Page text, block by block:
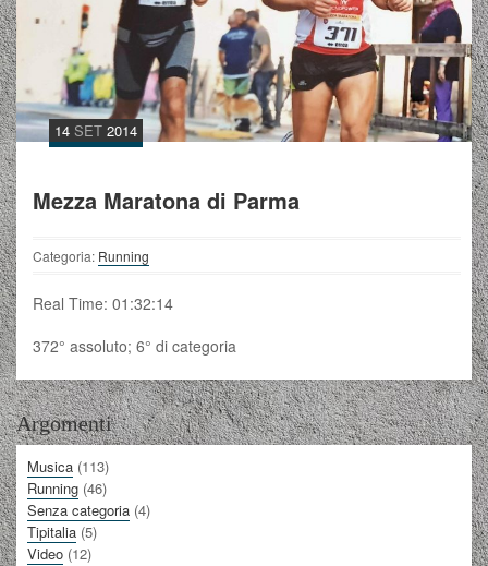
14 SET 2014
Mezza Maratona di Parma
Categoria: Running
Real Time: 01:32:14
372° assoluto; 6° di categoria
Argomenti
Musica (113)
Running (46)
Senza categoria (4)
Tipitalia (5)
Video (12)